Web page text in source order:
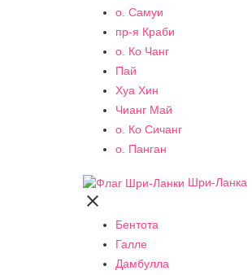
о. Самуи
пр-я Краби
о. Ко Чанг
Пай
Хуа Хин
Чианг Май
о. Ко Сичанг
о. Панган
Шри-Ланка

Бентота
Галле
Дамбулла